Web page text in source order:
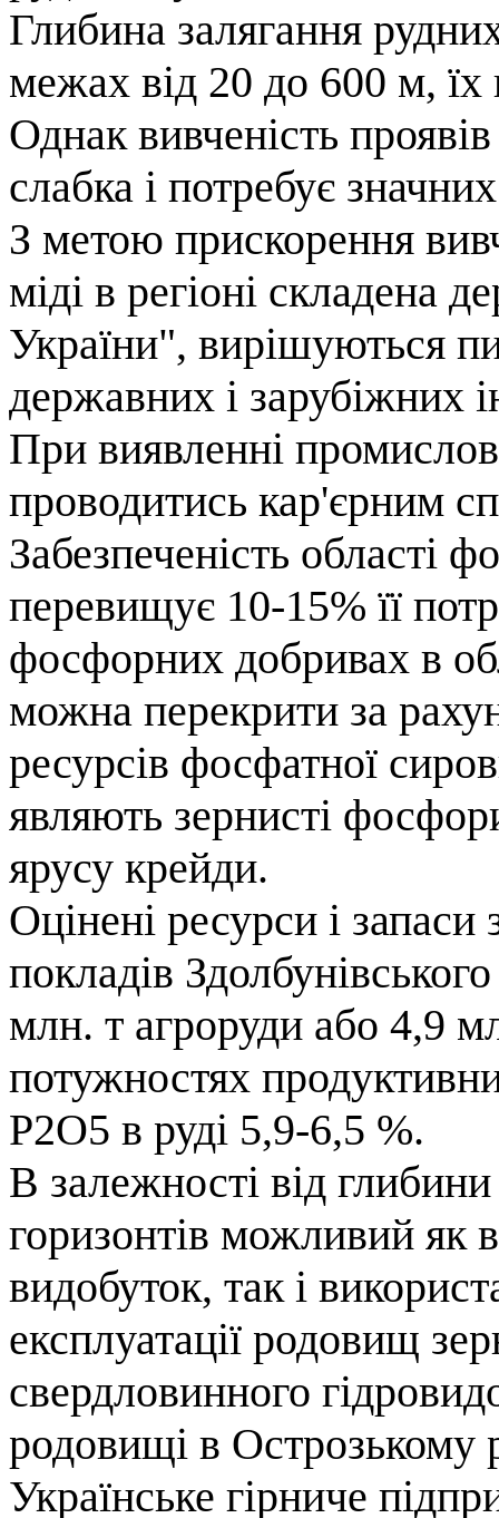
Глибина залягання
межах від 20 до 600 м, їх
Однак вивченість
слабка і потребує
З метою прискорення
міді в регіоні складена
України", вирішуються
державних і зарубіжних
При виявленні
проводитись кар'єрним
Забезпеченість області
перевищує 10-15% її
фосфорних добривах в
можна перекрити за
ресурсів фосфатної
являють зернисті
ярусу крейди.
Оцінені ресурси і
покладів
млн. т агроруди або 4,9
потужностях
Р2О5 в руді 5,9-6,5 %.
В залежності від
горизонтів можливий як
видобуток, так і
експлуатації родовищ
свердловинного
родовищі в Острозькому
Українське гірниче